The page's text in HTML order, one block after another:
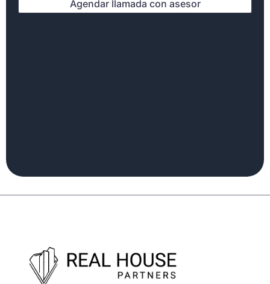
Agendar llamada con asesor